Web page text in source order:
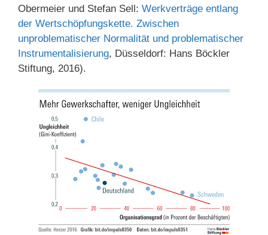
Obermeier und Stefan Sell: Werkverträge entlang
der Wertschöpfungskette. Zwischen
unproblematischer Normalität und problematischer
Instrumentalisierung, Düsseldorf: Hans Böckler
Stiftung, 2016).